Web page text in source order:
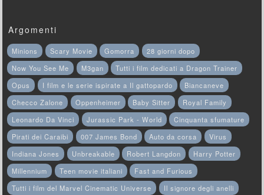
Argomenti
Minions Scary Movie Gomorra
28 giorni dopo
Now You See Me
M3gan
Tutti i film dedicati a Dragon Trainer
Opus
I film e le serie ispirate a Il gattopardo
Biancaneve
Checco Zalone
Oppenheimer Baby Sitter
Royal Family
Leonardo Da Vinci
Jurassic Park - World
Cinquanta sfumature
Pirati dei Caraibi
007 James Bond Auto da corsa
Virus
Indiana Jones
Unbreakable Robert Langdon
Harry Potter
Millennium
Teen movie italiani
Fast and Furious
Tutti i film del Marvel Cinematic Universe
Il signore degli anelli